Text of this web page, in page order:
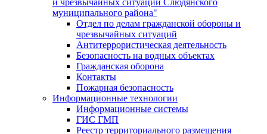
и чрезвычайных ситуаций Слюдянского
муниципального района"
Отдел по делам гражданской обороны и
чрезвычайных ситуаций
Антитеррористическая деятельность
Безопасность на водных объектах
Гражданская оборона
Контакты
Пожарная безопасность
Информационные технологии
Информационные системы
ГИС ГМП
Реестр территориального размещения